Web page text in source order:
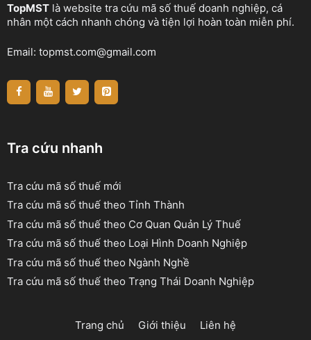
TopMST là website tra cứu mã số thuế doanh nghiệp, cá
nhân một cách nhanh chóng và tiện lợi hoàn toàn miễn phí.
Email: topmst.com@gmail.com
Tra cứu nhanh
Tra cứu mã số thuế mới
Tra cứu mã số thuế theo Tỉnh Thành
Tra cứu mã số thuế theo Cơ Quan Quản Lý Thuế
Tra cứu mã số thuế theo Loại Hình Doanh Nghiệp
Tra cứu mã số thuế theo Ngành Nghề
Tra cứu mã số thuế theo Trạng Thái Doanh Nghiệp
Trang chủ Giới thiệu
Liên hệ